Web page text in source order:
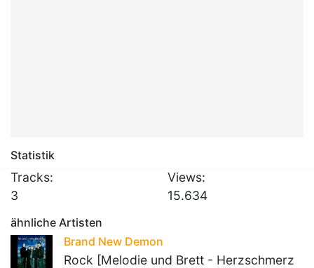
Statistik
Tracks:
3
Views:
15.634
ähnliche Artisten
Brand New Demon
Rock [Melodie und Brett - Herzschmerz